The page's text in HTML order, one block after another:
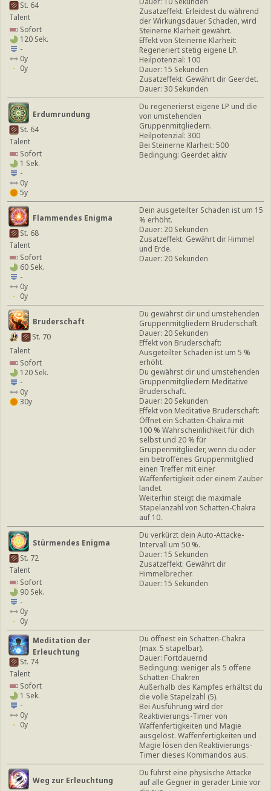
St. 64
Talent
Sofort
120 Sek.
-
0y
0y
Zusatzeffekt: Erleidest du während
der Wirkungsdauer Schaden, wird
Steinerne Klarheit gewährt.
Effekt von Steinerne Klarheit:
Regeneriert stetig eigene LP.
Heilpotenzial: 100
Dauer: 15 Sekunden
Zusatzeffekt: Gewährt dir Geerdet.
Dauer: 30 Sekunden
Erdumrundung
St. 64
Talent
Sofort
1 Sek.
-
0y
5y
Du regenerierst eigene LP und die
von umstehenden
Gruppenmitgliedern.
Heilpotenzial: 300
Bei Steinerne Klarheit: 500
Bedingung: Geerdet aktiv
Flammendes Enigma
St. 68
Talent
Sofort
60 Sek.
-
0y
0y
Dein ausgeteilter Schaden ist um 15
% erhöht.
Dauer: 20 Sekunden
Zusatzeffekt: Gewährt dir Himmel
und Erde.
Dauer: 20 Sekunden
Bruderschaft
St. 70
Talent
Sofort
120 Sek.
-
0y
30y
Du gewährst dir und umstehenden
Gruppenmitgliedern Bruderschaft.
Dauer: 20 Sekunden
Effekt von Bruderschaft:
Ausgeteilter Schaden ist um 5 %
erhöht.
Du gewährst dir und umstehenden
Gruppenmitgliedern Meditative
Bruderschaft.
Dauer: 20 Sekunden
Effekt von Meditative Bruderschaft:
Öffnet ein Schatten-Chakra mit
100 % Wahrscheinlichkeit für dich
selbst und 20 % für
Gruppenmitglieder, wenn du oder
ein betroffenes Gruppenmitglied
einen Treffer mit einer
Waffenfertigkeit oder einem Zauber
landet.
Weiterhin steigt die maximale
Stapelanzahl von Schatten-Chakra
auf 10.
Stürmendes Enigma
St. 72
Talent
Sofort
90 Sek.
-
0y
0y
Du verkürzt dein Auto-Attacke-
Intervall um 50 %.
Dauer: 15 Sekunden
Zusatzeffekt: Gewährt dir
Himmelbrecher.
Dauer: 15 Sekunden
Meditation der
Erleuchtung
St. 74
Talent
Sofort
1 Sek.
-
0y
0y
Du öffnest ein Schatten-Chakra
(max. 5 stapelbar).
Dauer: Fortdauernd
Bedingung: weniger als 5 offene
Schatten-Chakren
Außerhalb des Kampfes erhältst du
die volle Stapelzahl (5).
Bei Ausführung wird der
Reaktivierungs-Timer von
Waffenfertigkeiten und Magie
ausgelöst. Waffenfertigkeiten und
Magie lösen den Reaktivierungs-
Timer dieses Kommandos aus.
Weg zur Erleuchtung
Du führst eine physische Attacke
auf alle Gegner in gerader Linie vor